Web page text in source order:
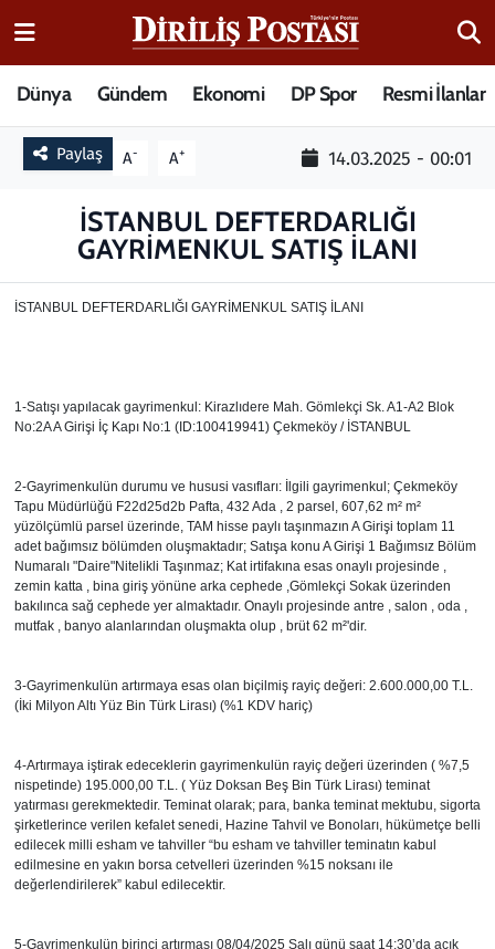
Dünya Gündem Ekonomi DP Spor Resmi İlanlar
Paylaş A- A+ 14.03.2025 - 00:01
İSTANBUL DEFTERDARLIĞI
GAYRİMENKUL SATIŞ İLANI
İSTANBUL DEFTERDARLIĞI GAYRİMENKUL SATIŞ İLANI
1-Satışı yapılacak gayrimenkul: Kirazlıdere Mah. Gömlekçi Sk. A1-A2 Blok
No:2A A Girişi İç Kapı No:1 (ID:100419941) Çekmeköy / İSTANBUL
2-Gayrimenkulün durumu ve hususi vasıfları: İlgili gayrimenkul; Çekmeköy
Tapu Müdürlüğü F22d25d2b Pafta, 432 Ada , 2 parsel, 607,62 m² m²
yüzölçümlü parsel üzerinde, TAM hisse paylı taşınmazın A Girişi toplam 11
adet bağımsız bölümden oluşmaktadır; Satışa konu A Girişi 1 Bağımsız Bölüm
Numaralı "Daire"Nitelikli Taşınmaz; Kat irtifakına esas onaylı projesinde ,
zemin katta , bina giriş yönüne arka cephede ,Gömlekçi Sokak üzerinden
bakılınca sağ cephede yer almaktadır. Onaylı projesinde antre , salon , oda ,
mutfak , banyo alanlarından oluşmakta olup , brüt 62 m²'dir.
3-Gayrimenkulün artırmaya esas olan biçilmiş rayiç değeri: 2.600.000,00 T.L.
(İki Milyon Altı Yüz Bin Türk Lirası) (%1 KDV hariç)
4-Artırmaya iştirak edeceklerin gayrimenkulün rayiç değeri üzerinden ( %7,5
nispetinde) 195.000,00 T.L. ( Yüz Doksan Beş Bin Türk Lirası) teminat
yatırması gerekmektedir. Teminat olarak; para, banka teminat mektubu, sigorta
şirketlerince verilen kefalet senedi, Hazine Tahvil ve Bonoları, hükümetçe belli
edilecek milli esham ve tahviller “bu esham ve tahviller teminatın kabul
edilmesine en yakın borsa cetvelleri üzerinden %15 noksanı ile
değerlendirilerek” kabul edilecektir.
5-Gayrimenkulün birinci artırması 08/04/2025 Salı günü saat 14:30’da açık
15 Temmuz Destanı
Analiz-Yorum
Dünya
Eğitim
Elif Kuşağı
Güncel
Gündem
Haber
Kurumsal Haberler
Lezzet Durağı
Memur ve Kamu
Otomobil
Nöbetçi Eczaneler
Hava Durumu
Süper Lig Puan Durumu ve Fikstür
Tüm Manşetler
Haber Arşivi